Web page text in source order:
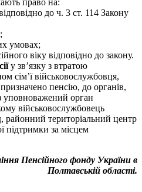
до ч. 3 ст. 114 Закону
умовах;
віку відповідно до закону.
у зв’язку з втратою
сім’ї військовослужбовця,
пенсію, до органів,
уповноважений орган
військовослужбовець
районний територіальний центр
підтримки за місцем
Пенсійного фонду України в
Полтавській області.